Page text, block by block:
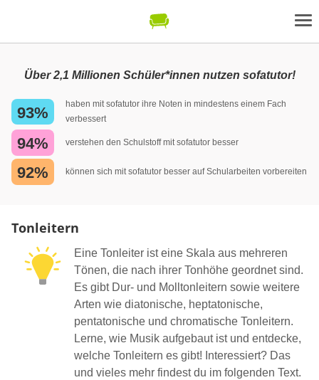
Über 2,1 Millionen Schüler*innen nutzen sofatutor!
93%
haben mit sofatutor ihre Noten in mindestens einem Fach
verbessert
94% verstehen den Schulstoff mit sofatutor besser
92% können sich mit sofatutor besser auf Schularbeiten vorbereiten
Tonleitern
Eine Tonleiter ist eine Skala aus mehreren
Tönen, die nach ihrer Tonhöhe geordnet sind.
Es gibt Dur- und Molltonleitern sowie weitere
Arten wie diatonische, heptatonische,
pentatonische und chromatische Tonleitern.
Lerne, wie Musik aufgebaut ist und entdecke,
welche Tonleitern es gibt! Interessiert? Das
und vieles mehr findest du im folgenden Text.